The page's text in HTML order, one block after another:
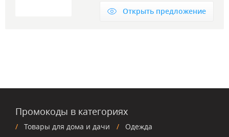
Открыть предложение
Промокоды в категориях
Товары для дома и дачи Одежда